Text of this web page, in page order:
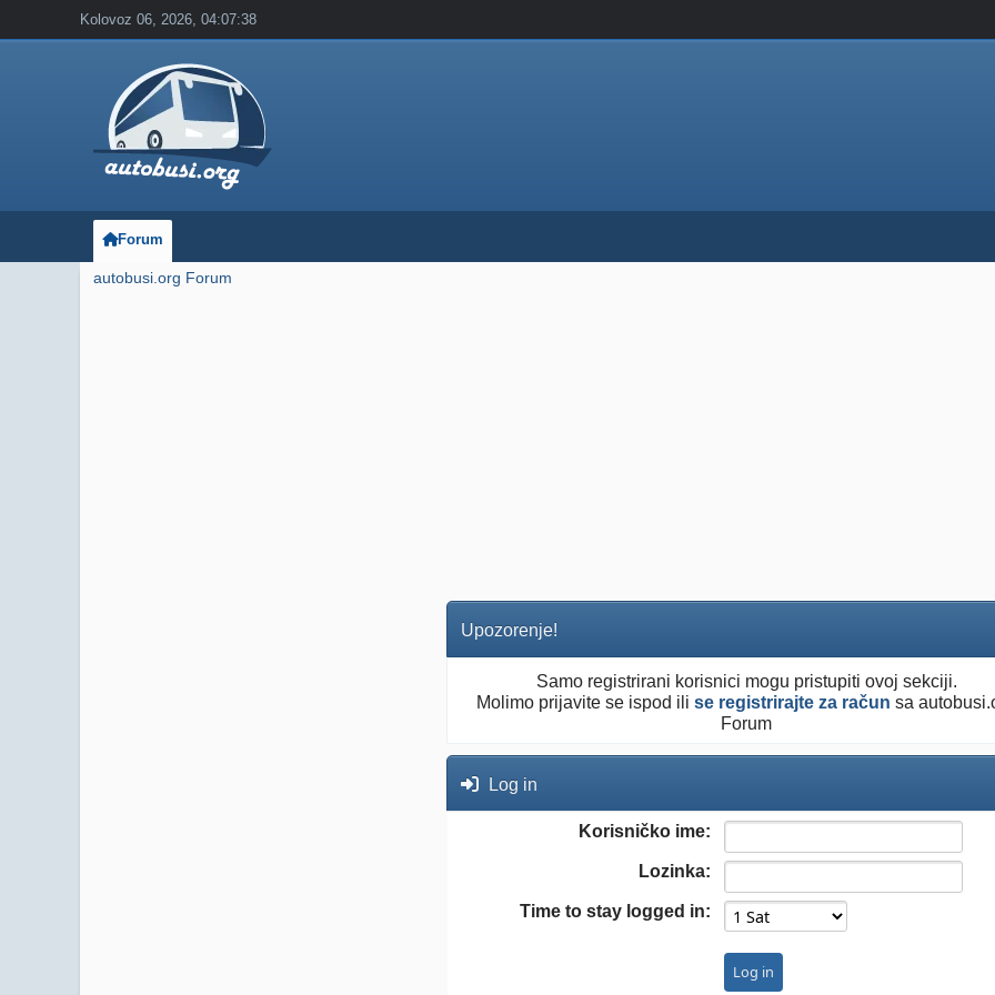
Kolovoz 06, 2026, 04:07:38
Forum
autobusi.org Forum
Upozorenje!
Samo registrirani korisnici mogu pristupiti ovoj sekciji.
Molimo prijavite se ispod ili se registrirajte za račun sa
Forum
Log in
Korisničko ime:
Lozinka:
Time to stay logged in: